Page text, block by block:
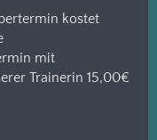
kostet
mit
Trainerin 15,00€